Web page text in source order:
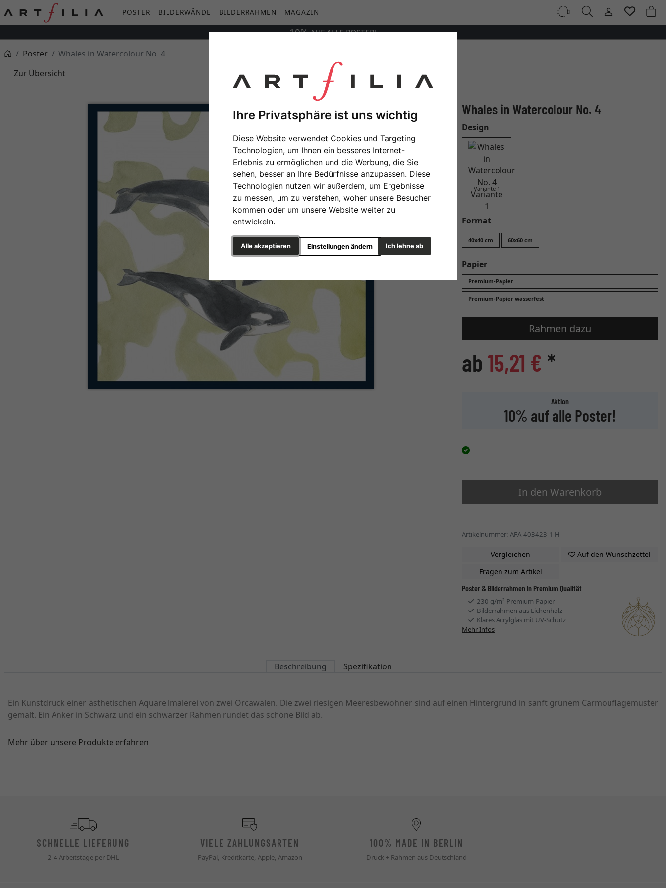
Ihre Privatsphäre ist uns wichtig
Diese Website verwendet Cookies und Targeting
Technologien, um Ihnen ein besseres Internet-
Erlebnis zu ermöglichen und die Werbung, die Sie
sehen, besser an Ihre Bedürfnisse anzupassen. Diese
Technologien nutzen wir außerdem, um Ergebnisse
zu messen, um zu verstehen, woher unsere Besucher
kommen oder um unsere Website weiter zu
entwickeln.
Alle akzeptieren Ich lehne ab
Einstellungen ändern
POSTER BILDERWÄNDE BILDERRAHMEN MAGAZIN
10%AUFALLEPOSTER!
Poster
Whales in Watercolour No. 4
Zur Übersicht
Whales in Watercolour No. 4
Design
Variante 1
Format
40x40 cm 60x60 cm
Papier
Premium-Papier
Premium-Papier wasserfest
Rahmen dazu
ab 15,21 € *
Aktion
10% auf alle Poster!
In den Warenkorb
Artikelnummer: AFA-403423-1-H
Vergleichen
Auf den Wunschzettel
Fragen zum Artikel
Poster & Bilderrahmen in Premium Qualität
230 g/m² Premium-Papier
Bilderrahmen aus Eichenholz
Klares Acrylglas mit UV-Schutz
Mehr Infos
Beschreibung Spezifikation
Ein Kunstdruck einer ästhetischen Aquarellmalerei von zwei Orcawalen. Die zwei riesigen Meeresbewohner sind auf einen Hintergrund in sanft grünem Carmouflagemuster
gemalt. Ein Anker in Schwarz und ein schwarzer Rahmen rundet das schöne Bild ab.
Mehr über unsere Produkte erfahren
SCHNELLE LIEFERUNG
2-4 Arbeitstage per DHL
VIELE ZAHLUNGSARTEN
PayPal, Kreditkarte, Apple, Amazon
100% MADE IN BERLIN
Druck + Rahmen aus Deutschland